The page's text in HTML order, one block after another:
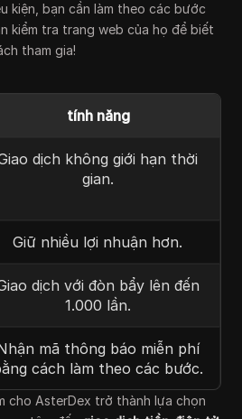
kiện, bạn cần làm theo các bước
kiểm tra trang web của họ để biết
tham gia!
tính năng
dịch không giới hạn thời
gian.
Giữ nhiều lợi nhuận hơn.
dịch với đòn bẩy lên đến
1.000 lần.
mã thông báo miễn phí
cách làm theo các bước.
cho AsterDex trở thành lựa chọn